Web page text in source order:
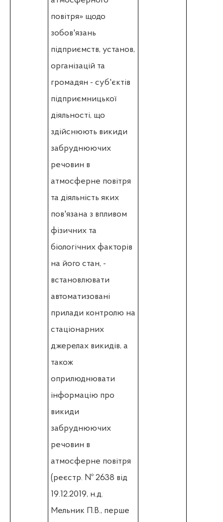
повітря» щодо
зобов'язань
підприємств, установ,
організацій та
громадян - суб'єктів
підприємницької
діяльності, що
здійснюють викиди
забруднюючих
речовин в
атмосферне повітря
та діяльність яких
пов'язана з впливом
фізичних та
біологічних факторів
на його стан, -
встановлювати
автоматизовані
прилади контролю на
стаціонарних
джерелах викидів, а
також
оприлюднювати
інформацію про
викиди
забруднюючих
речовин в
атмосферне повітря
(реєстр. № 2638 від
19.12.2019, н.д.
Мельник П.В., перше